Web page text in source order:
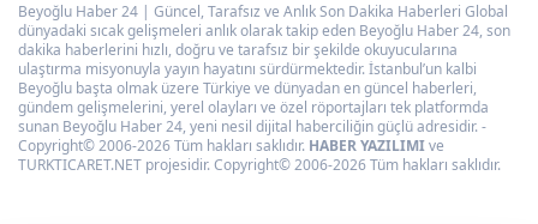
Beyoğlu Haber 24 | Güncel, Tarafsız ve Anlık Son Dakika Haberleri Global
dünyadaki sıcak gelişmeleri anlık olarak takip eden Beyoğlu Haber 24, son
dakika haberlerini hızlı, doğru ve tarafsız bir şekilde okuyucularına
ulaştırma misyonuyla yayın hayatını sürdürmektedir. İstanbul’un kalbi
Beyoğlu başta olmak üzere Türkiye ve dünyadan en güncel haberleri,
gündem gelişmelerini, yerel olayları ve özel röportajları tek platformda
sunan Beyoğlu Haber 24, yeni nesil dijital haberciliğin güçlü adresidir. -
Copyright© 2006-2026 Tüm hakları saklıdır. HABER YAZILIMIve
TURKTICARET.NET projesidir. Copyright© 2006-2026 Tüm hakları saklıdır.